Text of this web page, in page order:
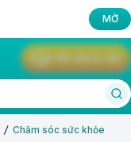
MỞ
Chăm sóc sức khỏe